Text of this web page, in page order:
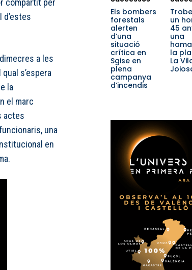
compartit per
d’estes
a les
s’espera
la
el marc
actes
una
en
Els bombers
forestals
alerten
d’una
situació
crítica en
Sgise en
plena
campanya
d’incendis
un
45
una
la
La